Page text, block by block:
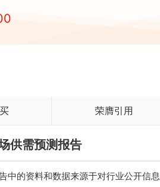
荣膺引用
供需预测报告
中的资料和数据来源于对行业公开信息